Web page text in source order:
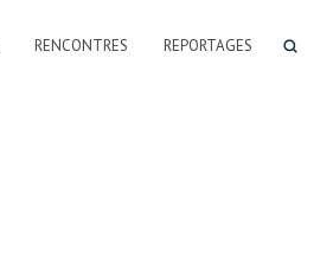
RENCONTRES REPORTAGES